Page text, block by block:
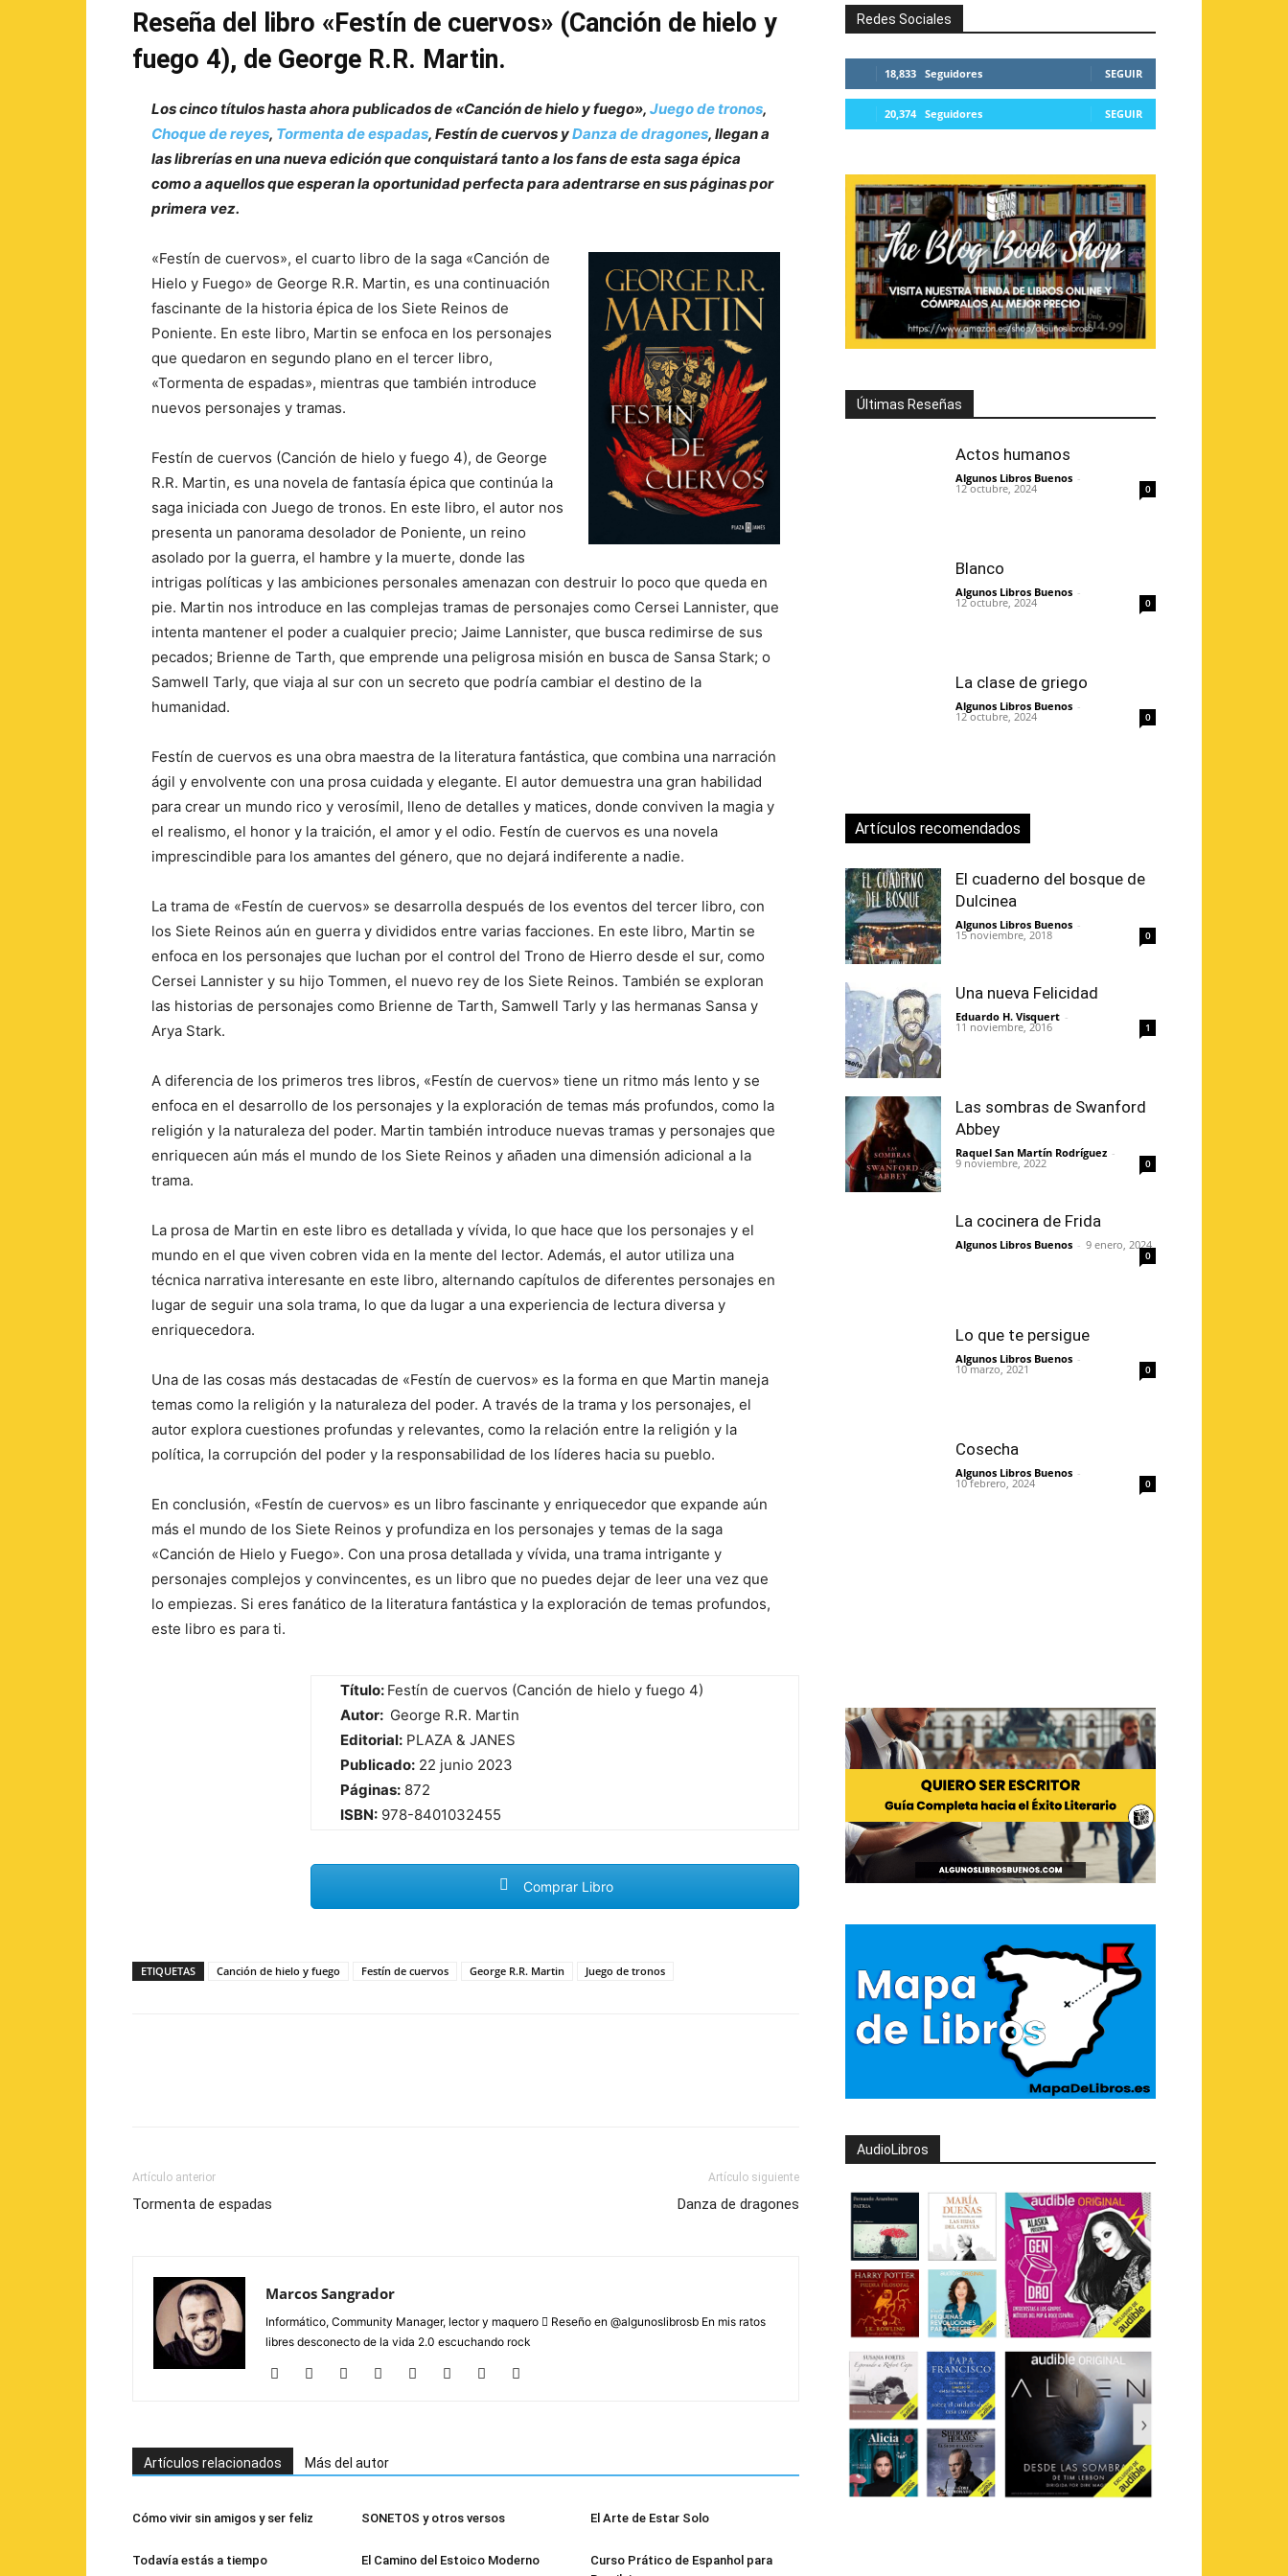
Reseña del libro «Festín de cuervos» (Canción de hielo y
fuego 4), de George R.R. Martin.
Los cinco títulos hasta ahora publicados de «Canción de hielo y fuego», Juego de tronos,
Choque de reyes, Tormenta de espadas, Festín de cuervos yDanza de dragones, llegan a
las librerías en una nueva edición que conquistará tanto a los fans de esta saga épica
como a aquellos que esperan la oportunidad perfecta para adentrarse en sus páginas por
primera vez.
«Festín de cuervos», el cuarto libro de la saga «Canción de
Hielo y Fuego» de George R.R. Martin, es una continuación
fascinante de la historia épica de los Siete Reinos de
Poniente. En este libro, Martin se enfoca en los personajes
que quedaron en segundo plano en el tercer libro,
«Tormenta de espadas», mientras que también introduce
nuevos personajes y tramas.
Festín de cuervos (Canción de hielo y fuego 4), de George
R.R. Martin, es una novela de fantasía épica que continúa la
saga iniciada con Juego de tronos. En este libro, el autor nos
presenta un panorama desolador de Poniente, un reino
asolado por la guerra, el hambre y la muerte, donde las
intrigas políticas y las ambiciones personales amenazan con destruir lo poco que queda en
pie. Martin nos introduce en las complejas tramas de personajes como Cersei Lannister, que
intenta mantener el poder a cualquier precio; Jaime Lannister, que busca redimirse de sus
pecados; Brienne de Tarth, que emprende una peligrosa misión en busca de Sansa Stark; o
Samwell Tarly, que viaja al sur con un secreto que podría cambiar el destino de la
humanidad.
Festín de cuervos es una obra maestra de la literatura fantástica, que combina una narración
ágil y envolvente con una prosa cuidada y elegante. El autor demuestra una gran habilidad
para crear un mundo rico y verosímil, lleno de detalles y matices, donde conviven la magia y
el realismo, el honor y la traición, el amor y el odio. Festín de cuervos es una novela
imprescindible para los amantes del género, que no dejará indiferente a nadie.
La trama de «Festín de cuervos» se desarrolla después de los eventos del tercer libro, con
los Siete Reinos aún en guerra y divididos entre varias facciones. En este libro, Martin se
enfoca en los personajes que luchan por el control del Trono de Hierro desde el sur, como
Cersei Lannister y su hijo Tommen, el nuevo rey de los Siete Reinos. También se exploran
las historias de personajes como Brienne de Tarth, Samwell Tarly y las hermanas Sansa y
Arya Stark.
A diferencia de los primeros tres libros, «Festín de cuervos» tiene un ritmo más lento y se
enfoca en el desarrollo de los personajes y la exploración de temas más profundos, como la
religión y la naturaleza del poder. Martin también introduce nuevas tramas y personajes que
enriquecen aún más el mundo de los Siete Reinos y añaden una dimensión adicional a la
trama.
La prosa de Martin en este libro es detallada y vívida, lo que hace que los personajes y el
mundo en el que viven cobren vida en la mente del lector. Además, el autor utiliza una
técnica narrativa interesante en este libro, alternando capítulos de diferentes personajes en
lugar de seguir una sola trama, lo que da lugar a una experiencia de lectura diversa y
enriquecedora.
Una de las cosas más destacadas de «Festín de cuervos» es la forma en que Martin maneja
temas como la religión y la naturaleza del poder. A través de la trama y los personajes, el
autor explora cuestiones profundas y relevantes, como la relación entre la religión y la
política, la corrupción del poder y la responsabilidad de los líderes hacia su pueblo.
En conclusión, «Festín de cuervos» es un libro fascinante y enriquecedor que expande aún
más el mundo de los Siete Reinos y profundiza en los personajes y temas de la saga
«Canción de Hielo y Fuego». Con una prosa detallada y vívida, una trama intrigante y
personajes complejos y convincentes, es un libro que no puedes dejar de leer una vez que
lo empiezas. Si eres fanático de la literatura fantástica y la exploración de temas profundos,
este libro es para ti.
Título: Festín de cuervos (Canción de hielo y fuego 4)
Autor: George R.R. Martin
Editorial: PLAZA & JANES
Publicado: 22 junio 2023
Páginas: 872
ISBN: 978-8401032455
Comprar Libro
ETIQUETAS Canción de hielo y fuego Festín de cuervos George R.R. Martin Juego de tronos
Artículo anterior
Tormenta de espadas
Artículo siguiente
Danza de dragones
Marcos Sangrador
Informático, Community Manager, lector y maquero  Reseño en @algunoslibrosb En mis ratos
libres desconecto de la vida 2.0 escuchando rock
Artículos relacionados Más del autor
Cómo vivir sin amigos y ser feliz SONETOS y otros versos El Arte de Estar Solo
Todavía estás a tiempo El Camino del Estoico Moderno
Curso Prático de Espanhol para
Redes Sociales
18,833 Seguidores SEGUIR
20,374 Seguidores SEGUIR
Últimas Reseñas
Actos humanos
Algunos Libros Buenos -
12 octubre, 2024 0
Blanco
Algunos Libros Buenos -
12 octubre, 2024 0
La clase de griego
Algunos Libros Buenos -
12 octubre, 2024 0
Artículos recomendados
El cuaderno del bosque de
Dulcinea
Algunos Libros Buenos -
15 noviembre, 2018 0
Una nueva Felicidad
Eduardo H. Visquert -
11 noviembre, 2016 1
Las sombras de Swanford
Abbey
Raquel San Martín Rodríguez -
9 noviembre, 2022 0
La cocinera de Frida
Algunos Libros Buenos - 9 enero, 2024
0
Lo que te persigue
Algunos Libros Buenos -
10 marzo, 2021 0
Cosecha
Algunos Libros Buenos -
10 febrero, 2024 0
AudioLibros